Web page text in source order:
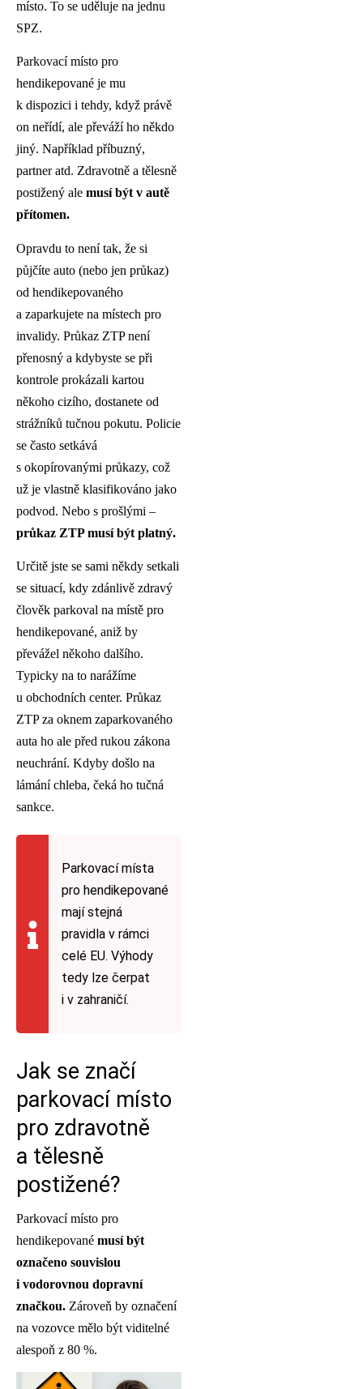
místo. To se uděluje na jednu
SPZ.
Parkovací místo pro
hendikepované je mu
k dispozici i tehdy, když právě
on neřídí, ale převáží ho někdo
jiný. Například příbuzný,
partner atd. Zdravotně a tělesně
postižený ale musí být v autě
přítomen.
Opravdu to není tak, že si
půjčíte auto (nebo jen průkaz)
od hendikepovaného
a zaparkujete na místech pro
invalidy. Průkaz ZTP není
přenosný a kdybyste se při
kontrole prokázali kartou
někoho cizího, dostanete od
strážníků tučnou pokutu. Policie
se často setkává
s okopírovanými průkazy, což
už je vlastně klasifikováno jako
podvod. Nebo s prošlými –
průkaz ZTP musí být platný.
Určitě jste se sami někdy setkali
se situací, kdy zdánlivě zdravý
člověk parkoval na místě pro
hendikepované, aniž by
převážel někoho dalšího.
Typicky na to narážíme
u obchodních center. Průkaz
ZTP za oknem zaparkovaného
auta ho ale před rukou zákona
neuchrání. Kdyby došlo na
lámání chleba, čeká ho tučná
sankce.
Parkovací místa
pro hendikepované
mají stejná
pravidla v rámci
celé EU. Výhody
tedy lze čerpat
i v zahraničí.
Jak se značí
parkovací místo
pro zdravotně
a tělesně
postižené?
Parkovací místo pro
hendikepované musí být
označeno souvislou
i vodorovnou dopravní
značkou. Zároveň by označení
na vozovce mělo být viditelné
alespoň z 80 %.